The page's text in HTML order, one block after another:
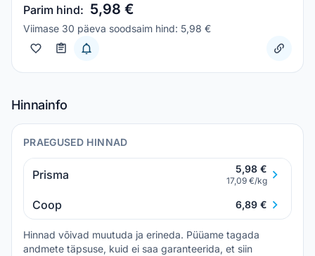
Parim hind: 5,98 €
Viimase 30 päeva soodsaim hind: 5,98 €
Hinnainfo
PRAEGUSED HINNAD
Prisma 5,98 €
17,09 €/kg
Coop 6,89 €
Hinnad võivad muutuda ja erineda. Püüame tagada
andmete täpsuse, kuid ei saa garanteerida, et siin